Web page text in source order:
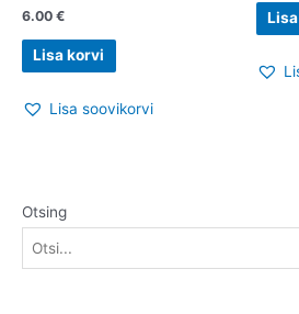
6.00 €
Lisa korvi
Lisa soovikorvi
Otsing